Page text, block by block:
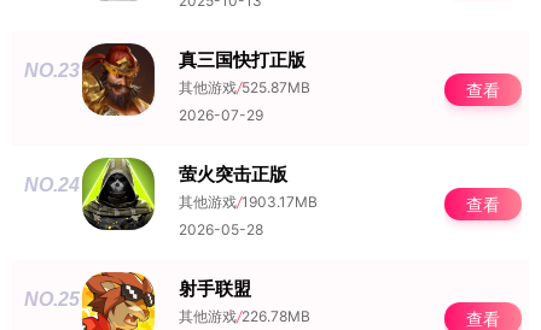
NO.23 真三国快打正版
其他游戏/525.87MB
2026-07-29
查看
NO.24 萤火突击正版
其他游戏/1903.17MB
2026-05-28
查看
NO.25 射手联盟
其他游戏/226.78MB
查看